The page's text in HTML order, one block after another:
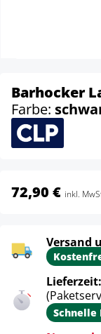
Barhocker
Farbe:
72,90 € inkl.
Versand
Schnelle